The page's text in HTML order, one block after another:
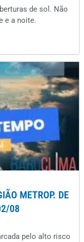
de sol. Não
e a noite.
METROP. DE
08
pelo alto risco